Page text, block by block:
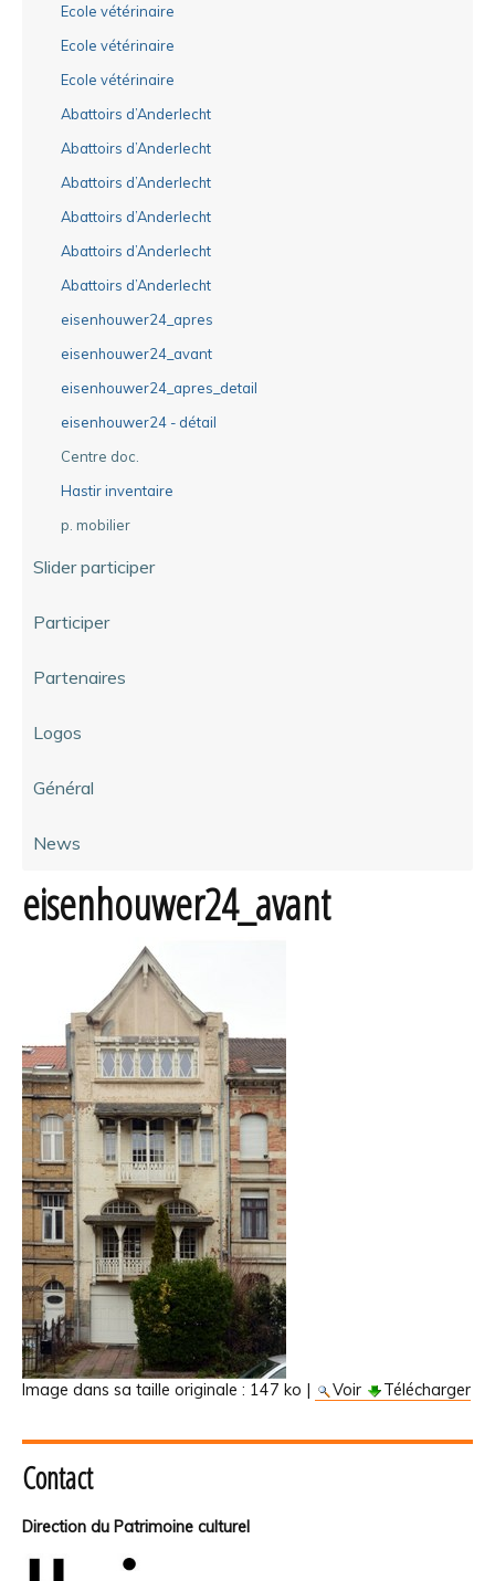
Ecole vétérinaire
Ecole vétérinaire
Ecole vétérinaire
Abattoirs d’Anderlecht
Abattoirs d’Anderlecht
Abattoirs d’Anderlecht
Abattoirs d’Anderlecht
Abattoirs d’Anderlecht
Abattoirs d’Anderlecht
eisenhouwer24_apres
eisenhouwer24_avant
eisenhouwer24_apres_detail
eisenhouwer24 - détail
Centre doc.
Hastir inventaire
p. mobilier
Slider participer
Participer
Partenaires
Logos
Général
News
eisenhouwer24_avant
Image dans sa taille originale : 147 ko | Voir Télécharger
Contact
Direction du Patrimoine culturel